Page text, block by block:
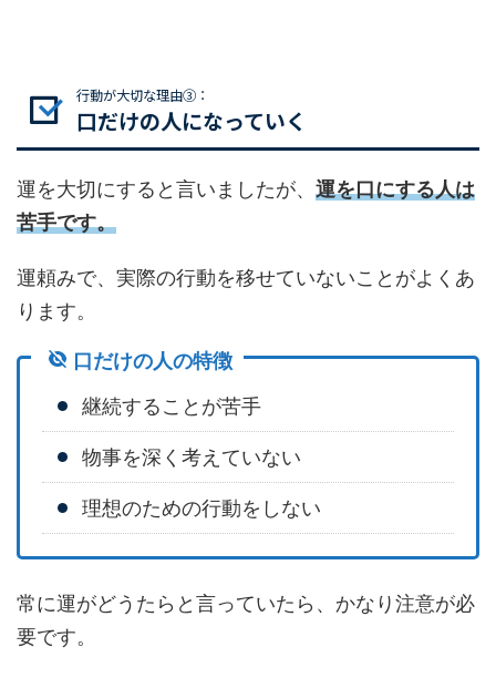
行動が大切な理由③：
口だけの人になっていく
運を大切にすると言いましたが、 運を口にする人は
苦手です。
運頼みで、実際の行動を移せていないことがよくあ
ります。
口だけの人の特徴
継続することが苦手
物事を深く考えていない
理想のための行動をしない
常に運がどうたらと言っていたら、かなり注意が必
要です。